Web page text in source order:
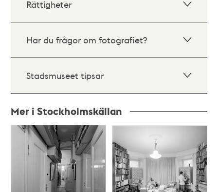
Rättigheter
Har du frågor om fotografiet?
Stadsmuseet tipsar
Mer i Stockholmskällan
Relaterade